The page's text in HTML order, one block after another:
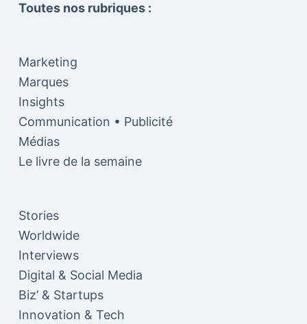
Toutes nos rubriques :
Marketing
Marques
Insights
Communication • Publicité
Médias
Le livre de la semaine
Stories
Worldwide
Interviews
Digital & Social Media
Biz’ & Startups
Innovation & Tech